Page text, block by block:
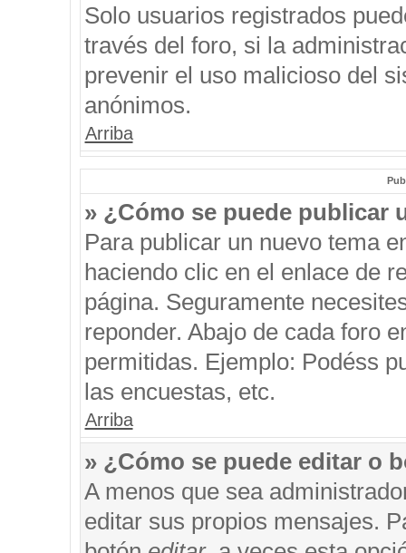
Solo usuarios registrados
través del foro, si la
prevenir el uso malicioso del
anónimos.
Arriba
» ¿Cómo se puede publicar
Para publicar un nuevo tema
haciendo clic en el enlace de
página. Seguramente
reponder. Abajo de cada foro
permitidas. Ejemplo: Podéss
las encuestas, etc.
Arriba
» ¿Cómo se puede editar o
A menos que sea
editar sus propios mensajes.